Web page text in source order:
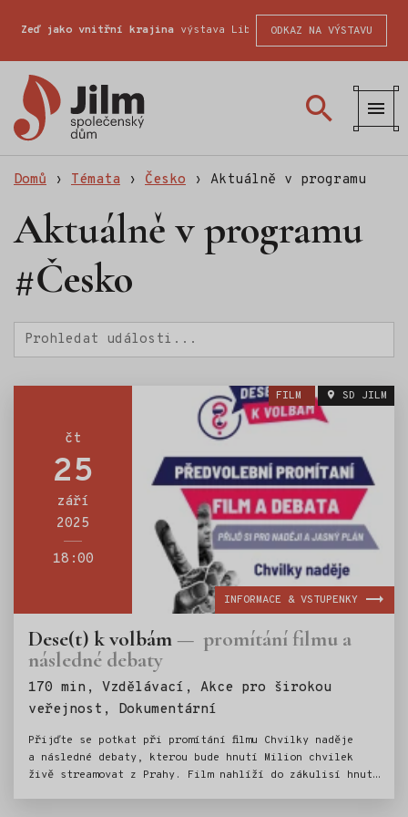
Zeď jako vnitřní krajina výstava Liberecké školy fotografické
ODKAZ NA VÝSTAVU
Domů › Témata › Česko › Aktuálně v programu
Aktuálně v programu
#Česko
Hledat
čt
25
září
2025
18:00
FILM SD JILM
Dese(t) k volbám promítání filmu a
následné debaty
170 min, Vzdělávací, Akce pro širokou
veřejnost, Dokumentární
Přijďte se potkat při promítání filmu Chvilky naděje
a následné debaty, kterou bude hnutí Milion chvilek
živě streamovat z Prahy. Film nahlíží do zákulisí hnutí
INFORMACE & VSTUPENKY